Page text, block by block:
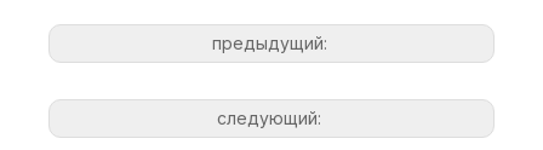
предыдущий:
следующий: